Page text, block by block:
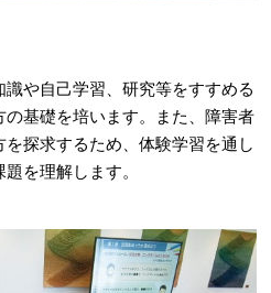
や自己学習、研究等をすすめる
基礎を培います。また、障害者
探求するため、体験学習を通し
を理解します。